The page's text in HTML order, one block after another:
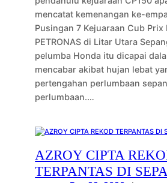
mencatat kemenangan ke-
Pusingan 7 Kejuaraan Cub Prix
PETRONAS di Litar Utara
pelumba Honda itu dicapai
mencabar akibat hujan lebat
pertengahan perlumbaan
perlumbaan.…
AZROY CIPTA
TERPANTAS DI